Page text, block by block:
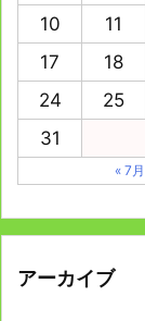
10
11
17
18
24
25
31
« 7月
アーカイブ